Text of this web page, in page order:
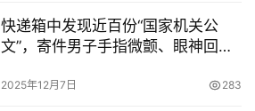
快递箱中发现近百份“国家机关公
文”，寄件男子手指微颤、眼神回
2025年12月7日 283